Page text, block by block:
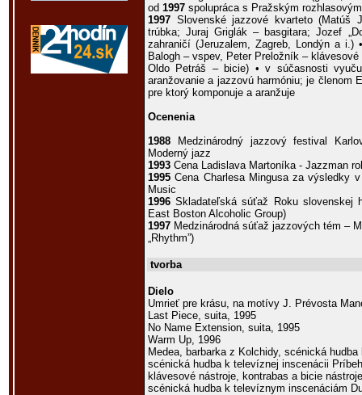
od 1997 spolupráca s Pražským
1997 Slovenské jazzové kvarteto (Matúš
trúbka; Juraj Griglák – basgitara; Jozef
zahraničí (Jeruzalem, Zagreb, Londýn a i.)
Balogh – vspev, Peter Preložník –
Oldo Petráš – bicie) • v súčasnosti
aranžovanie a jazzovú harmóniu; je členom
pre ktorý komponuje a aranžuje
Ocenenia
1988 Medzinárodný jazzový festival
Moderný jazz
1993 Cena Ladislava Martoníka - Jazzman
1995 Cena Charlesa Mingusa za výsledky
Music
1996 Skladateľská súťaž Roku slovenskej
East Boston Alcoholic Group)
1997 Medzinárodná súťaž jazzových tém –
„Rhythm”)
tvorba
Dielo
Umrieť pre krásu, na motívy J. Prévosta
Last Piece, suita, 1995
No Name Extension, suita, 1995
Warm Up, 1996
Medea, barbarka z Kolchidy, scénická
scénická hudba k televíznej inscenácii
klávesové nástroje, kontrabas a bicie
scénická hudba k televíznym inscenáciám